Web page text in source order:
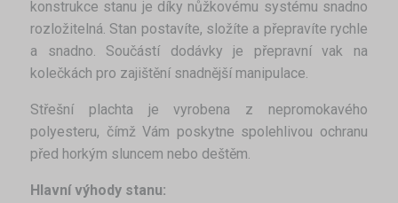
konstrukce stanu je díky nůžkovému systému snadno
rozložitelná. Stan postavíte, složíte a přepravíte rychle
a snadno. Součástí dodávky je přepravní vak na
kolečkách pro zajištění snadnější manipulace.
Střešní plachta je vyrobena z nepromokavého
polyesteru, čímž Vám poskytne spolehlivou ochranu
před horkým sluncem nebo deštěm.
Hlavní výhody stanu: